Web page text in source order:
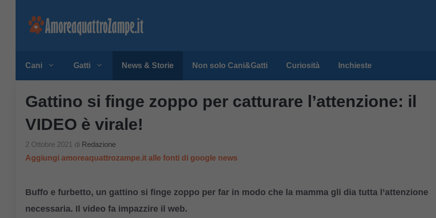
Cani Gatti News & Storie Non solo Cani&Gatti Curiosità Inchieste
Gattino si finge zoppo per catturare l’attenzione: il
VIDEO è virale!
2 Ottobre 2021 di Redazione
Aggiungi amoreaquattrozampe.it alle fonti di google news
Buffo e furbetto, un gattino si finge zoppo per far in modo che la mamma gli dia tutta l’attenzione
necessaria. Il video fa impazzire il web.